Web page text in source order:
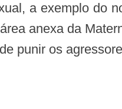
a exemplo do
anexa da
punir os